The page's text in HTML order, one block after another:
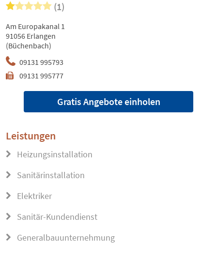
(1)
09131 995793
09131 995777
Am Europakanal 1
91056 Erlangen
(Büchenbach)
Gratis Angebote einholen
Leistungen
Heizungsinstallation
Sanitärinstallation
Elektriker
Sanitär-Kundendienst
Generalbauunternehmung